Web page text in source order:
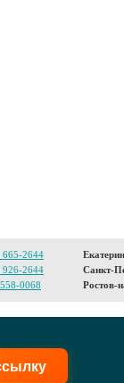
665-2644
926-2644
0068
Санкт-
Ростов-